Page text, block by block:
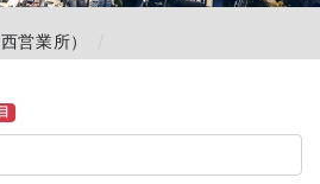
営業所）